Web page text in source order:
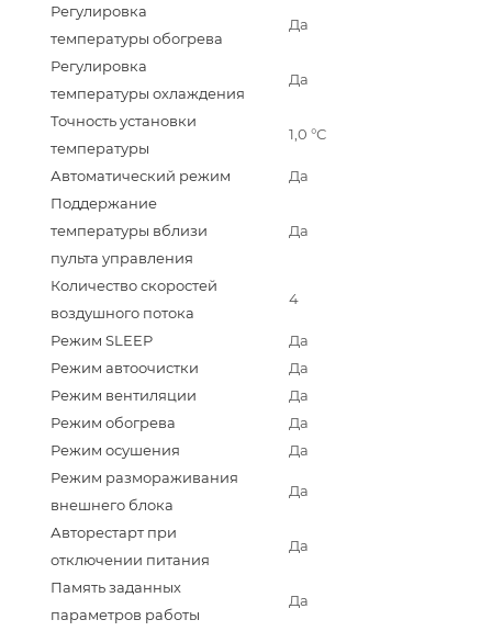
Регулировка
температуры обогрева
Да
Регулировка
температуры охлаждения
Да
Точность установки
температуры
1,0 °С
Автоматический режим
Да
Поддержание
температуры вблизи
пульта управления
Да
Количество скоростей
воздушного потока
4
Режим SLEEP
Да
Режим автоочистки
Да
Режим вентиляции
Да
Режим обогрева
Да
Режим осушения
Да
Режим размораживания
внешнего блока
Да
Авторестарт при
отключении питания
Да
Память заданных
параметров работы
Да